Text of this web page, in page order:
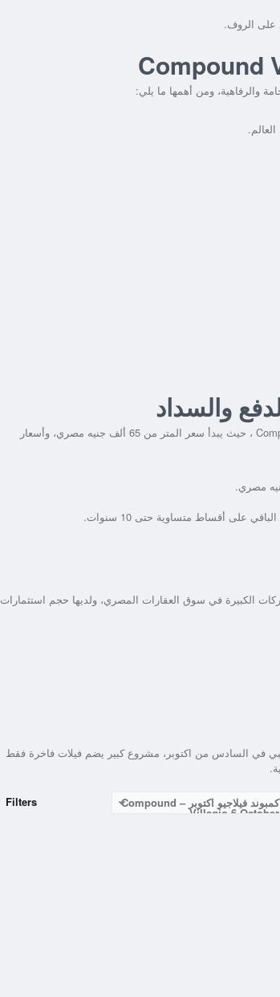
والرفاهية، ومن أهمها ما يلي:
والسداد
تقدم شركة مدن العقارية أسعاراً مميزة لوحدات مشروعها Compound Villagio 6 October ، حيث يبدأ سعر المتر من 65 ألف جنيه مصري، وأسعار
الكبيرة في سوق العقارات المصري، ولديها حجم استثمارات
في السادس من اكتوبر، مشروع كبير يضم فيلات فاخرة فقط
كمبوند فيلاجيو اكتوبر – Compound
Villagio 6 October
Filters